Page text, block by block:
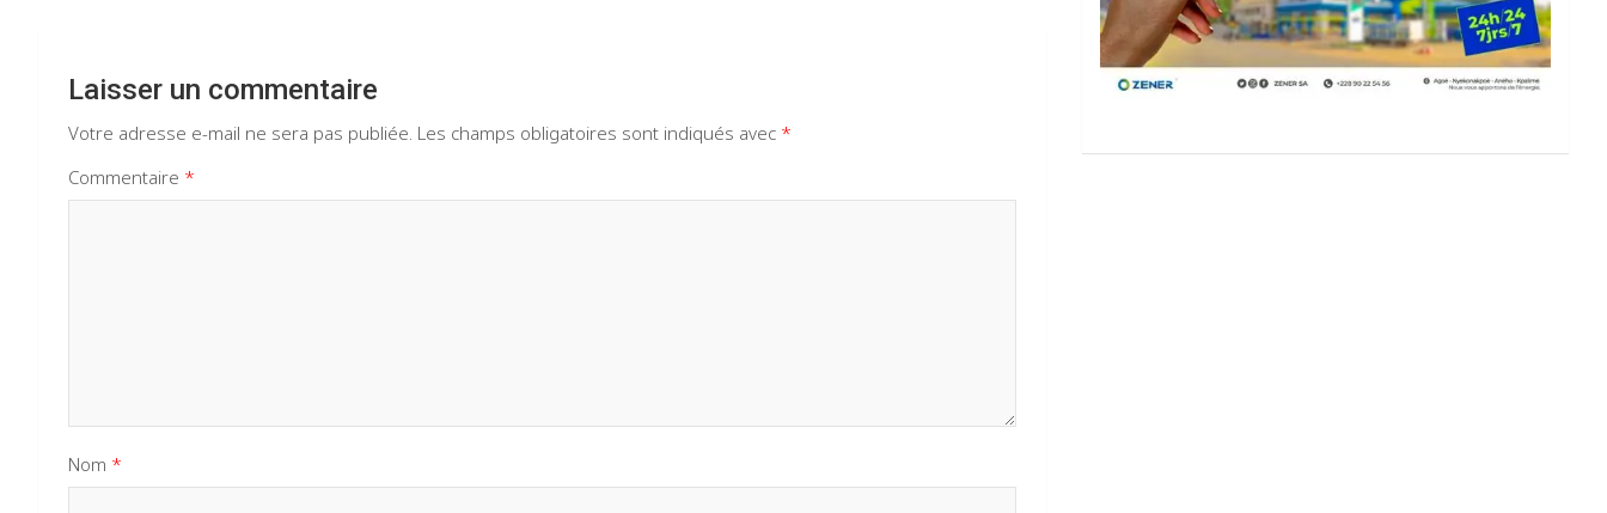
Laisser un commentaire
Votre adresse e-mail ne sera pas publiée. Les champs obligatoires sont indiqués avec *
Commentaire *
Nom *